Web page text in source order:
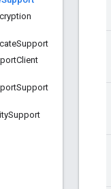
Support
Client
Support
Support